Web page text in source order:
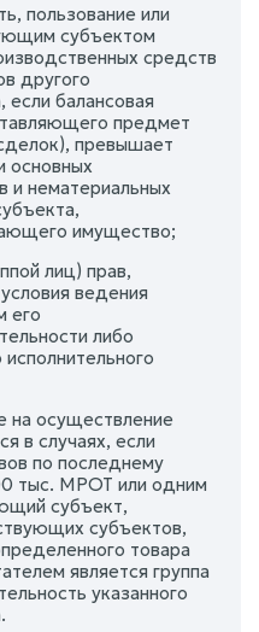
пользование или
субъектом
средств
другого
балансовая
предмет
превышает
основных
и нематериальных
имущество;
лиц) прав,
ведения
его
либо
на осуществление
в случаях, если
по последнему
тыс. МРОТ или одним
субъект,
субъектов,
товара
является группа
указанного